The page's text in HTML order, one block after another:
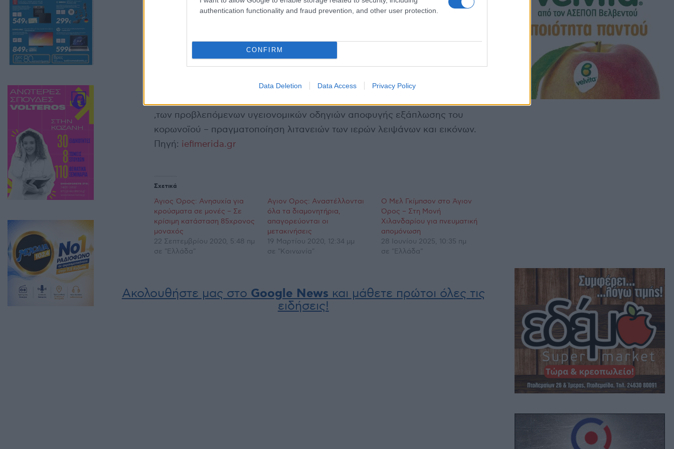
authentication functionality and fraud prevention, and other user protection.
CONFIRM
Data Deletion Data Access Privacy Policy
μοναχών από το Άγιον Όρος θα γίνεται με την επίδειξη της άδειας εξόδου που
Με άλλη απόφαση, ορίζεται και στο Πρωτάτο και στους ναούς σε όλο το Άγιο
του Σαββάτου, με παρακλήσεις και προσευχές για την απαλλαγή από την
,των προβλεπόμενων υγειονομικών οδηγιών αποφυγής εξάπλωσης του
κορωνοϊού – πραγματοποίηση λιτανειών των ιερών λειψάνων και εικόνων.
Πηγή: iefimerida.gr
Σχετικά
Άγιος Όρος: Ανησυχία για
κρούσματα σε μονές – Σε
κρίσιμη κατάσταση 85χρονος
μοναχός
22 Σεπτεμβρίου 2020, 5:48 πμ
σε "Ελλάδα"
Αγιον Ορος: Αναστέλλονται
όλα τα διαμονητήρια,
απαγορεύονται οι
μετακινήσεις
19 Μαρτίου 2020, 12:34 μμ
σε "Κοινωνία"
Ο Μελ Γκίμπσον στο Άγιον
Όρος – Στη Μονή
Χιλανδαρίου για πνευματική
απομόνωση
28 Ιουνίου 2025, 10:35 πμ
σε "Ελλάδα"
Ακολουθήστε μας στο Google News και μάθετε πρώτοι όλες τις
ειδήσεις!